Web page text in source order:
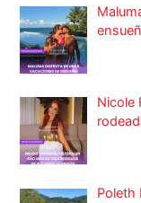
Nicole
Poleth